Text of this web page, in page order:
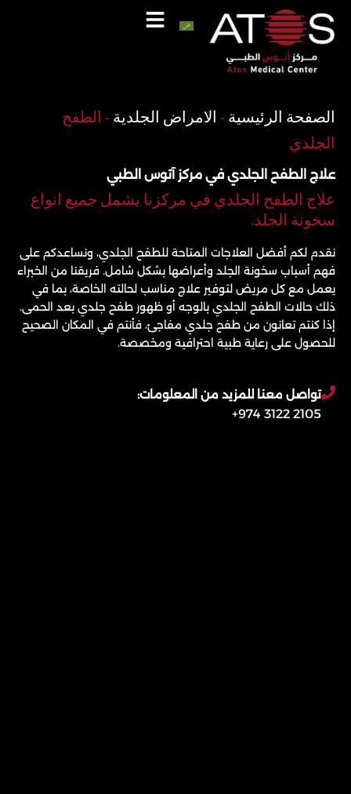
المحتوى
الصفحة الرئيسية- الامراض الجلدية- الطفح
الجلدي
علاج الطفح الجلدي في مركز آتوس الطبي
علاج الطفح الجلدي في مركزنا يشمل جميع انواع
سخونة الجلد.
نقدم لكم أفضل العلاجات المتاحة للطفح الجلدي، ونساعدكم على
فهم أسباب سخونة الجلد وأعراضها بشكل شامل. فريقنا من الخبراء
يعمل مع كل مريض لتوفير علاج مناسب لحالته الخاصة، بما في
ذلك حالات الطفح الجلدي بالوجه أو ظهور طفح جلدي بعد الحمى.
إذا كنتم تعانون من طفح جلدي مفاجئ، فأنتم في المكان الصحيح
للحصول على رعاية طبية احترافية ومخصصة.
تواصل معنا للمزيد من المعلومات:
2105 3122 974+